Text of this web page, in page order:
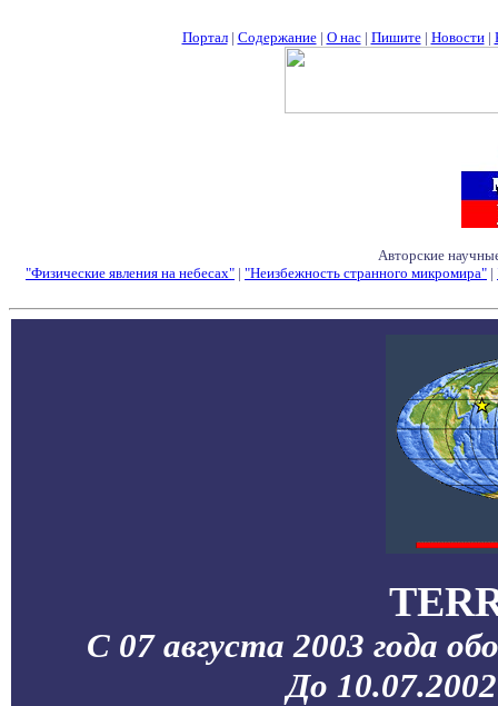
Портал| Содержание| О нас| Пишите| Новости|
Авторские
"Физические явления на небесах" | "Неизбежность странного микромира" |
С 07 августа 2003 года
До